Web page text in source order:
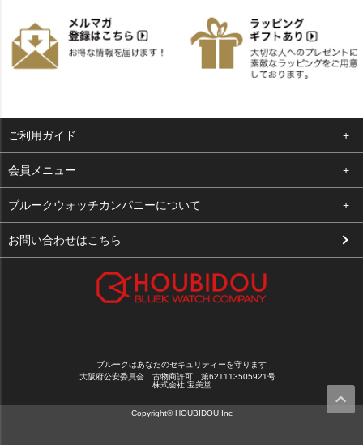
ご利用ガイド
よくある質問
支払い・送料
お客様の声
会員メニュー
ログイン
お気に入り
ブルークウォッチカンパニーについて
会社概要
お問い合わせはこちら
ブルークはあなたのセキュリティーを守ります
大阪府公安委員会 古物商許可 第621113505921号
株式会社 宝美堂
Copyright© HOUBIDOU.Inc